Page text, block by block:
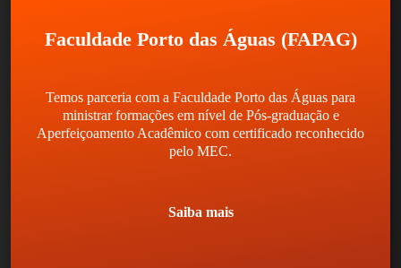
Faculdade Porto das Águas (FAPAG)
Temos parceria com a Faculdade Porto das Águas para
ministrar formações em nível de Pós-graduação e
Aperfeiçoamento Acadêmico com certificado reconhecido
pelo MEC.
Saiba mais